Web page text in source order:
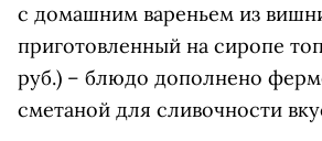
с домашним вареньем из
приготовленный на сиропе
руб.) – блюдо дополнено
сметаной для сливочности